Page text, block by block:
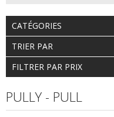
CATÉGORIES
TRIER PAR
FILTRER PAR PRIX
PULLY - PULL